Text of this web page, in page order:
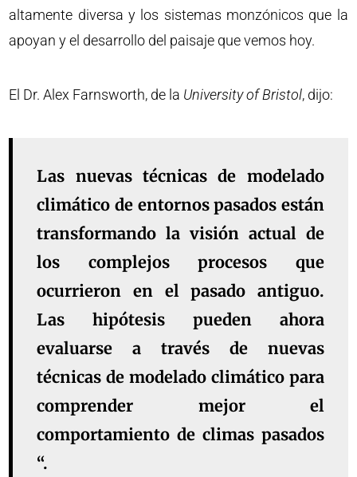
altamente diversa y los sistemas monzónicos que la
apoyan y el desarrollo del paisaje que vemos hoy.
El Dr. Alex Farnsworth, de la University of Bristol, dijo:
Las nuevas técnicas de modelado
climático de entornos pasados ​​están
transformando la visión actual de
los complejos procesos que
ocurrieron en el pasado antiguo.
Las hipótesis pueden ahora
evaluarse a través de nuevas
técnicas de modelado climático para
comprender mejor el
comportamiento de climas pasados
“.